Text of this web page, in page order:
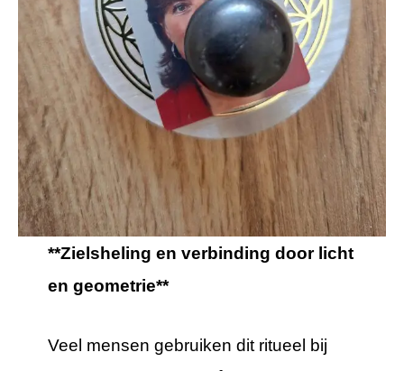
**Zielsheling en verbinding door licht
en geometrie**
Veel mensen gebruiken dit ritueel bij